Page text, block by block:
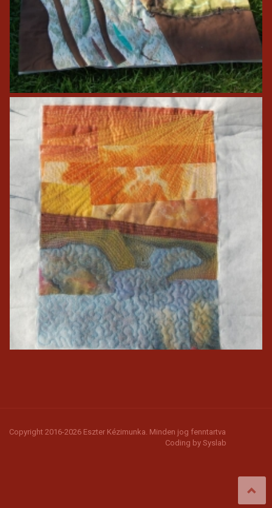
Copyright 2016-2026 Eszter Kézimunka. Minden jog fenntartva
Coding by Syslab